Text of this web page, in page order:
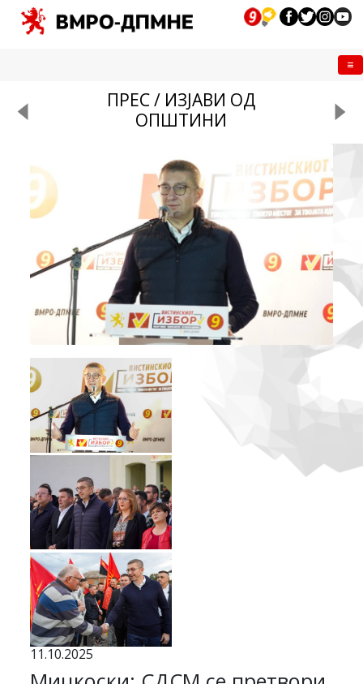
ПРЕС / ИЗЈАВИ ОД
ОПШТИНИ
11.10.2025